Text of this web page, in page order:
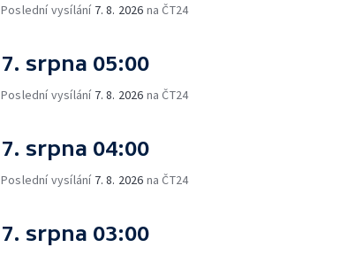
Poslední vysílání 7. 8. 2026 na ČT24
7. srpna 05:00
Poslední vysílání 7. 8. 2026 na ČT24
7. srpna 04:00
Poslední vysílání 7. 8. 2026 na ČT24
7. srpna 03:00